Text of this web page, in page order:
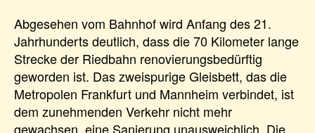
Abgesehen vom Bahnhof wird Anfang des 21.
Jahrhunderts deutlich, dass die 70 Kilometer lange
Strecke der Riedbahn renovierungsbedürftig
geworden ist. Das zweispurige Gleisbett, das die
Metropolen Frankfurt und Mannheim verbindet, ist
dem zunehmenden Verkehr nicht mehr
gewachsen, eine Sanierung unausweichlich. Die